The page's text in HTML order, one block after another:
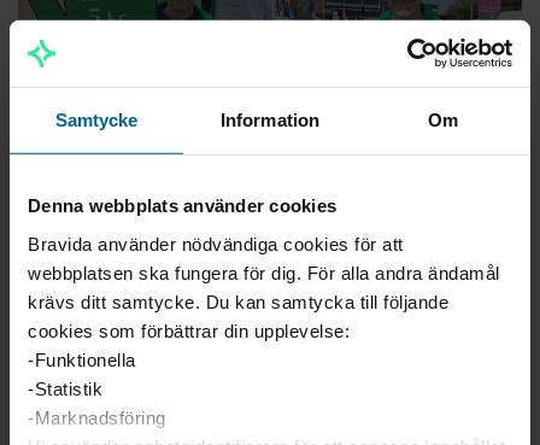
Samtycke Information Om
Denna webbplats använder cookies
Bravida använder nödvändiga cookies för att
webbplatsen ska fungera för dig. För alla andra ändamål
krävs ditt samtycke. Du kan samtycka till följande
cookies som förbättrar din upplevelse:
-Funktionella
-Statistik
-Marknadsföring
Alla avdelningar i Region Malmö på Bravida deltog
tack vare vår gemensamma insats blev detta inte bara
en stor succé för oss på Bravida men även för IM.
GreenHub och under prisutdelningen gavs det fina
kommentarer om konceptet GreenHub.